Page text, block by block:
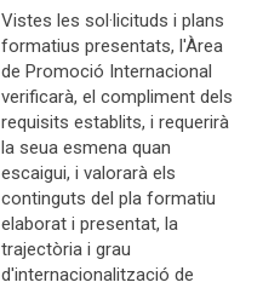
Vistes les sol·licituds i plans
formatius presentats, l'Àrea
de Promoció Internacional
verificarà, el compliment dels
requisits establits, i requerirà
la seua esmena quan
escaigui, i valorarà els
continguts del pla formatiu
elaborat i presentat, la
trajectòria i grau
d'internacionalització de